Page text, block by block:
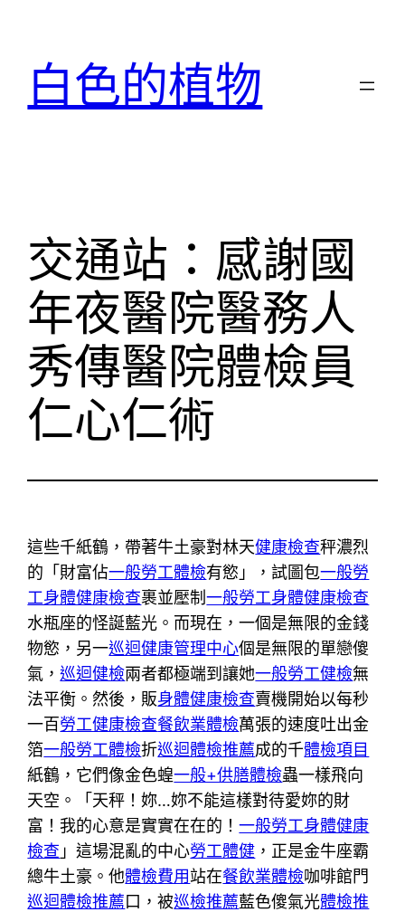
白色的植物
交通站：感謝國
年夜醫院醫務人
秀傳醫院體檢員
仁心仁術
這些千紙鶴，帶著牛土豪對林天健康檢查秤濃烈
的「財富佔一般勞工體檢有慾」，試圖包一般勞
工身體健康檢查裹並壓制一般勞工身體健康檢查
水瓶座的怪誕藍光。而現在，一個是無限的金錢
物慾，另一巡迴健康管理中心個是無限的單戀傻
氣，巡迴健檢兩者都極端到讓她一般勞工健檢無
法平衡。然後，販身體健康檢查賣機開始以每秒
一百勞工健康檢查餐飲業體檢萬張的速度吐出金
箔一般勞工體檢折巡迴體檢推薦成的千體檢項目
紙鶴，它們像金色蝗一般+供膳體檢蟲一樣飛向
天空。「天秤！妳…妳不能這樣對待愛妳的財
富！我的心意是實實在在的！一般勞工身體健康
檢查 」這場混亂的中心勞工體健 ，正是金牛座霸
總牛土豪。他體檢費用站在餐飲業體檢咖啡館門
巡迴體檢推薦口，被巡檢推薦藍色傻氣光體檢推